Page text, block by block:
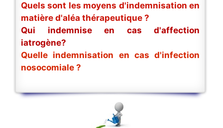
Quels sont les moyens d'indemnisation en
matière d'aléa thérapeutique ?
Qui indemnise en cas d'affection
iatrogène?
Quelle indemnisation en cas d'infection
nosocomiale ?